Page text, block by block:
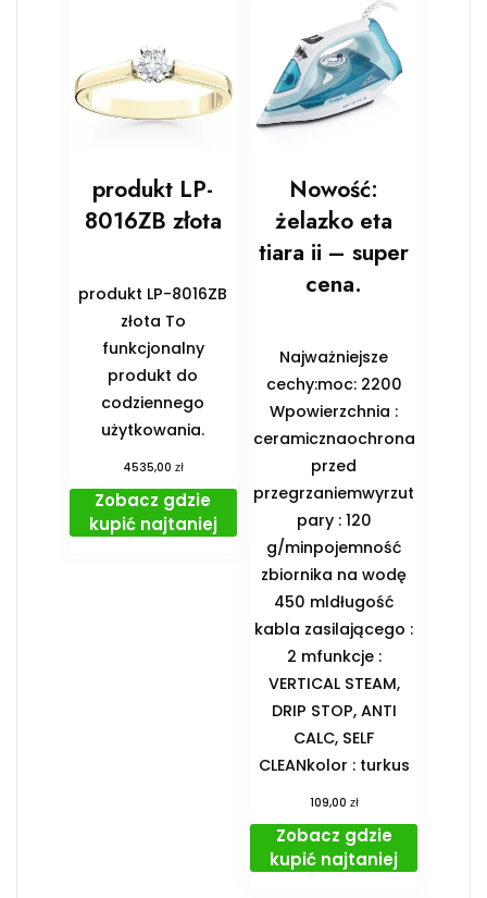
produkt LP-
8016ZB złota
produkt LP-8016ZB
złota To
funkcjonalny
produkt do
codziennego
użytkowania.
4535,00 zł
Zobacz gdzie
kupić najtaniej
Nowość:
żelazko eta
tiara ii – super
cena.
Najważniejsze
cechy:moc: 2200
Wpowierzchnia :
ceramicznaochrona
przed
przegrzaniemwyrzut
pary : 120
g/minpojemność
zbiornika na wodę
450 mldługość
kabla zasilającego :
2 mfunkcje :
VERTICAL STEAM,
DRIP STOP, ANTI
CALC, SELF
CLEANkolor : turkus
109,00 zł
Zobacz gdzie
kupić najtaniej